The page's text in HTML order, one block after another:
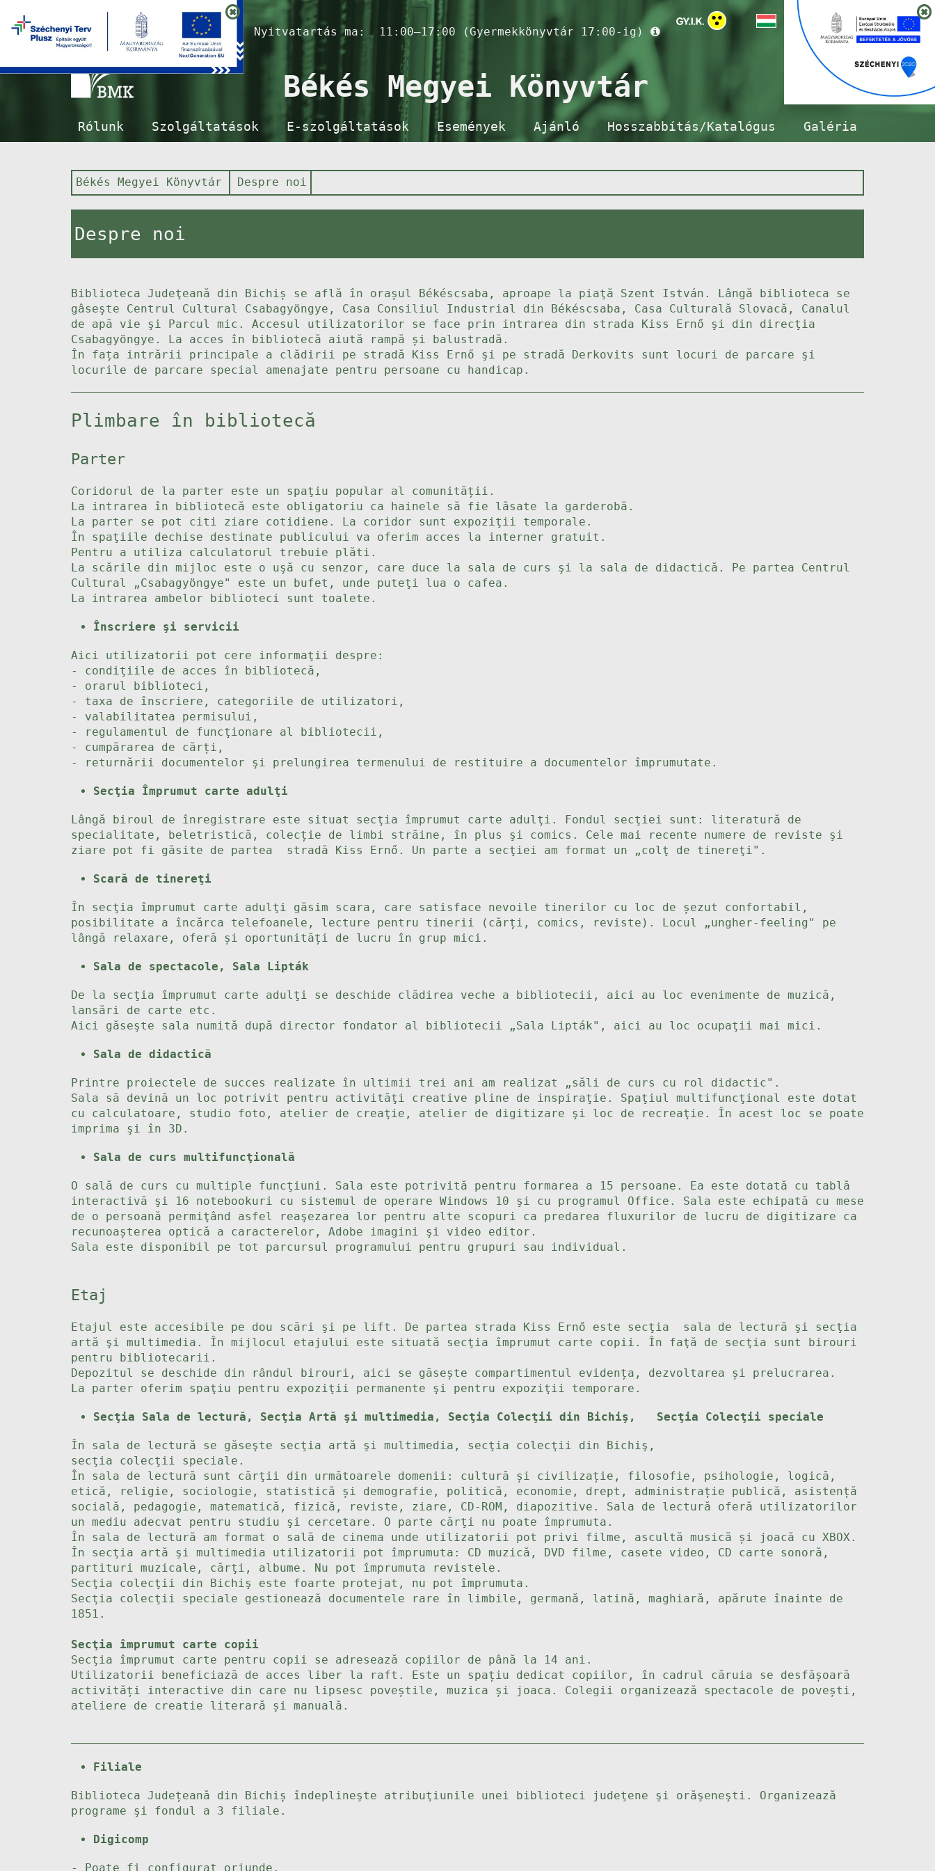
Nyitvatartás ma: 11:00–17:00 (Gyermekkönyvtár 17:00-ig)
Békés Megyei Könyvtár
Rólunk Szolgáltatások E-szolgáltatások Események Ajánló Hosszabbítás/Katalógus Galéria
Békés Megyei Könyvtár Despre noi
Despre noi
Biblioteca Judeţeană din Bichiș se află în orașul Békéscsaba, aproape la piaţă Szent István. Lângă biblioteca se
gâseşte Centrul Cultural Csabagyöngye, Casa Consiliul Industrial din Békéscsaba, Casa Culturală Slovacă, Canalul
de apă vie şi Parcul mic. Accesul utilizatorilor se face prin intrarea din strada Kiss Ernő şi din direcţia
Csabagyöngye. La acces în bibliotecă aiută rampă și balustradă.
În fața intrării principale a clădirii pe stradă Kiss Ernő şi pe stradă Derkovits sunt locuri de parcare şi
locurile de parcare special amenajate pentru persoane cu handicap.
Plimbare în bibliotecă
Parter
Coridorul de la parter este un spaţiu popular al comunității.
La intrarea în bibliotecă este obligatoriu ca hainele să fie lăsate la garderobă.
La parter se pot citi ziare cotidiene. La coridor sunt expoziţii temporale.
În spaţiile dechise destinate publicului va oferim acces la interner gratuit.
Pentru a utiliza calculatorul trebuie plăti.
La scările din mijloc este o uşă cu senzor, care duce la sala de curs şi la sala de didactică. Pe partea Centrul
Cultural „Csabagyöngye" este un bufet, unde puteţi lua o cafea.
La intrarea ambelor biblioteci sunt toalete.
Înscriere şi servicii
Aici utilizatorii pot cere informaţii despre:
- condiţiile de acces în bibliotecă,
- orarul biblioteci,
- taxa de înscriere, categoriile de utilizatori,
- valabilitatea permisului,
- regulamentul de funcţionare al bibliotecii,
- cumpărarea de cărți,
- returnării documentelor şi prelungirea termenului de restituire a documentelor împrumutate.
Secţia Împrumut carte adulţi
Lângă biroul de înregistrare este situat secţia împrumut carte adulţi. Fondul secţiei sunt: literatură de
specialitate, beletristică, colecție de limbi străine, în plus şi comics. Cele mai recente numere de reviste şi
ziare pot fi găsite de partea stradă Kiss Ernő. Un parte a secţiei am format un „colţ de tinereţi".
Scară de tinereţi
În secţia împrumut carte adulţi găsim scara, care satisface nevoile tinerilor cu loc de șezut confortabil,
posibilitate a încărca telefoanele, lecture pentru tinerii (cărți, comics, reviste). Locul „ungher-feeling" pe
lângă relaxare, oferă și oportunități de lucru în grup mici.
Sala de spectacole, Sala Lipták
De la secţia împrumut carte adulţi se deschide clădirea veche a bibliotecii, aici au loc evenimente de muzică,
lansări de carte etc.
Aici găseşte sala numită după director fondator al bibliotecii „Sala Lipták", aici au loc ocupaţii mai mici.
Sala de didactică
Printre proiectele de succes realizate în ultimii trei ani am realizat „săli de curs cu rol didactic".
Sala să devină un loc potrivit pentru activităţi creative pline de inspiraţie. Spaţiul multifuncţional este dotat
cu calculatoare, studio foto, atelier de creaţie, atelier de digitizare şi loc de recreaţie. În acest loc se poate
imprima şi în 3D.
Sala de curs multifuncţională
O sală de curs cu multiple funcţiuni. Sala este potrivită pentru formarea a 15 persoane. Ea este dotată cu tablă
interactivă şi 16 notebookuri cu sistemul de operare Windows 10 şi cu programul Office. Sala este echipată cu mese
de o persoană permiţând asfel reaşezarea lor pentru alte scopuri ca predarea fluxurilor de lucru de digitizare ca
recunoașterea optică a caracterelor, Adobe imagini şi video editor.
Sala este disponibil pe tot parcursul programului pentru grupuri sau individual.
Etaj
Etajul este accesibile pe dou scări şi pe lift. De partea strada Kiss Ernő este secţia sala de lectură şi secţia
artă şi multimedia. În mijlocul etajului este situată secţia împrumut carte copii. În faţă de secţia sunt birouri
pentru bibliotecarii.
Depozitul se deschide din rândul birouri, aici se găsește compartimentul evidența, dezvoltarea și prelucrarea.
La parter oferim spaţiu pentru expoziţii permanente şi pentru expoziţii temporare.
Secţia Sala de lectură, Secţia Artă şi multimedia, Secţia Colecţii din Bichiş, Secţia Colecţii speciale
În sala de lectură se găseşte secţia artă şi multimedia, secţia colecţii din Bichiş,
secţia colecţii speciale.
În sala de lectură sunt cărţii din următoarele domenii: cultură și civilizație, filosofie, psihologie, logică,
etică, religie, sociologie, statistică și demografie, politică, economie, drept, administrație publică, asistență
socială, pedagogie, matematică, fizică, reviste, ziare, CD-ROM, diapozitive. Sala de lectură oferă utilizatorilor
un mediu adecvat pentru studiu şi cercetare. O parte cărţi nu poate împrumuta.
În sala de lectură am format o sală de cinema unde utilizatorii pot privi filme, ascultă musică și joacă cu XBOX.
În secţia artă şi multimedia utilizatorii pot împrumuta: CD muzică, DVD filme, casete video, CD carte sonoră,
partituri muzicale, cărţi, albume. Nu pot împrumuta revistele.
Secţia colecţii din Bichiş este foarte protejat, nu pot împrumuta.
Secţia colecţii speciale gestionează documentele rare în limbile, germană, latină, maghiară, apărute înainte de
1851.
Secţia împrumut carte copii
Secţia împrumut carte pentru copii se adresează copiilor de până la 14 ani.
Utilizatorii beneficiază de acces liber la raft. Este un spațiu dedicat copiilor, în cadrul căruia se desfășoară
activități interactive din care nu lipsesc poveștile, muzica și joaca. Colegii organizează spectacole de povești,
ateliere de creatie literară și manuală.
Filiale
Biblioteca Județeană din Bichiș îndeplineşte atribuţiunile unei biblioteci judeţene şi orăşeneşti. Organizează
programe şi fondul a 3 filiale.
Digicomp
- Poate fi configurat oriunde,